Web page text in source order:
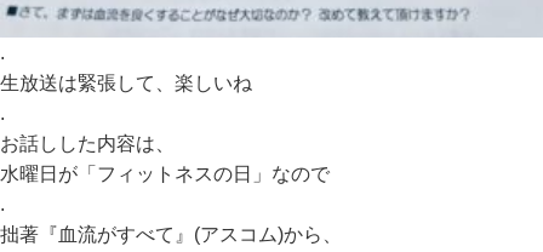
.
生放送は緊張して、楽しいね
.
お話しした内容は、
水曜日が「フィットネスの日」なので
.
拙著『血流がすべて』(アスコム)から、